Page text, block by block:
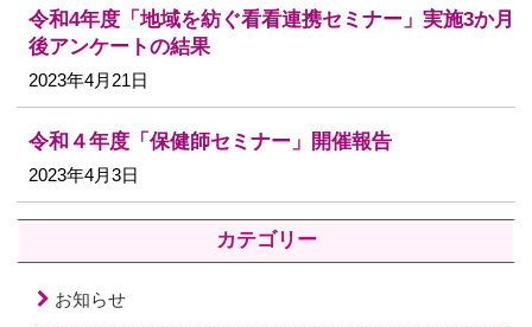
令和4年度「地域を紡ぐ看看連携セミナー」実施3か月
後アンケートの結果
2023年4月21日
令和４年度「保健師セミナー」開催報告
2023年4月3日
カテゴリー
お知らせ